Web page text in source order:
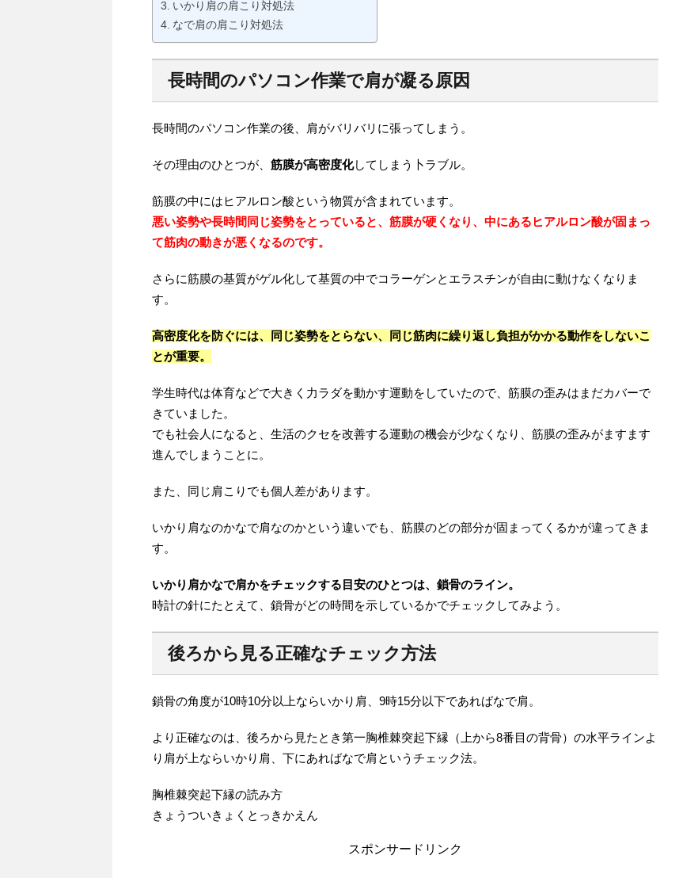
いかり肩の肩こり対処法
なで肩の肩こり対処法
長時間のパソコン作業で肩が凝る原因
長時間のパソコン作業の後、肩がバリバリに張ってしまう。
その理由のひとつが、 筋膜が高密度化してしまう卜ラブル。
筋膜の中にはヒアルロン酸という物質が含まれています。
悪い姿勢や長時間同じ姿勢をとっていると、筋膜が硬くなり、中にあるヒアルロン酸が固まっ
て筋肉の動きが悪くなるのです。
さらに筋膜の基質がゲル化して基質の中でコラーゲンとエラスチンが自由に動けなくなりま
す。
高密度化を防ぐには、同じ姿勢をとらない、同じ筋肉に繰り返し負担がかかる動作をしないこ
とが重要。
学生時代は体育などで大きく力ラダを動かす運動をしていたので、筋膜の歪みはまだカバーで
きていました。
でも社会人になると、生活のクセを改善する運動の機会が少なくなり、筋膜の歪みがますます
進んでしまうことに。
また、同じ肩こりでも個人差があります。
いかり肩なのかなで肩なのかという違いでも、筋膜のどの部分が固まってくるかが違ってきま
す。
いかり肩かなで肩かをチェックする目安のひとつは、鎖骨のライン。
時計の針にたとえて、鎖骨がどの時間を示しているかでチェックしてみよう。
後ろから見る正確なチェック方法
鎖骨の角度が10時10分以上ならいかり肩、9時15分以下であればなで肩。
より正確なのは、後ろから見たとき第一胸椎棘突起下縁（上から8番目の背骨）の水平ラインよ
り肩が上ならいかり肩、下にあればなで肩というチェック法。
胸椎棘突起下縁の読み方
きょうついきょくとっきかえん
スポンサードリンク